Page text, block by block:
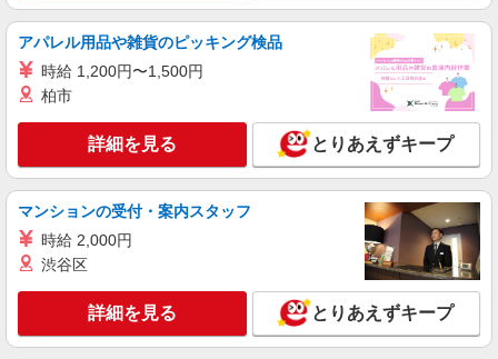
派遣社員
株式会社kotrio /●NR-H-2100695
橋本市！看護助手で未経験から病院デビュー♪
時給1500円〜2125円 ＜日払い有/週払い有/交
通費全支給(ガソリン代含む)＞
橋本市内
キープ 詳細を見る
派遣社員
株式会社kotrio /●NR-H-2102242
【年齢不問】橋本市の小規模デイサービス＊資
格経験不問
アパレル用品や雑貨のピッキング検品
時給 1,200円〜1,500円
柏市
詳細を見る とりあえずキープ
マンションの受付・案内スタッフ
時給 2,000円
渋谷区
詳細を見る とりあえずキープ